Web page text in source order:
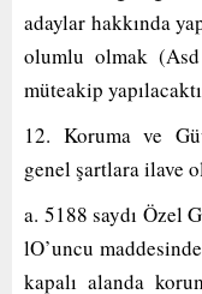
adaylar hakkında
olumlu olmak
müteakip
12. Koruma ve
genel şartlara ilave
a. 5188 saydı Özel
lO’uncu
kapalı alanda